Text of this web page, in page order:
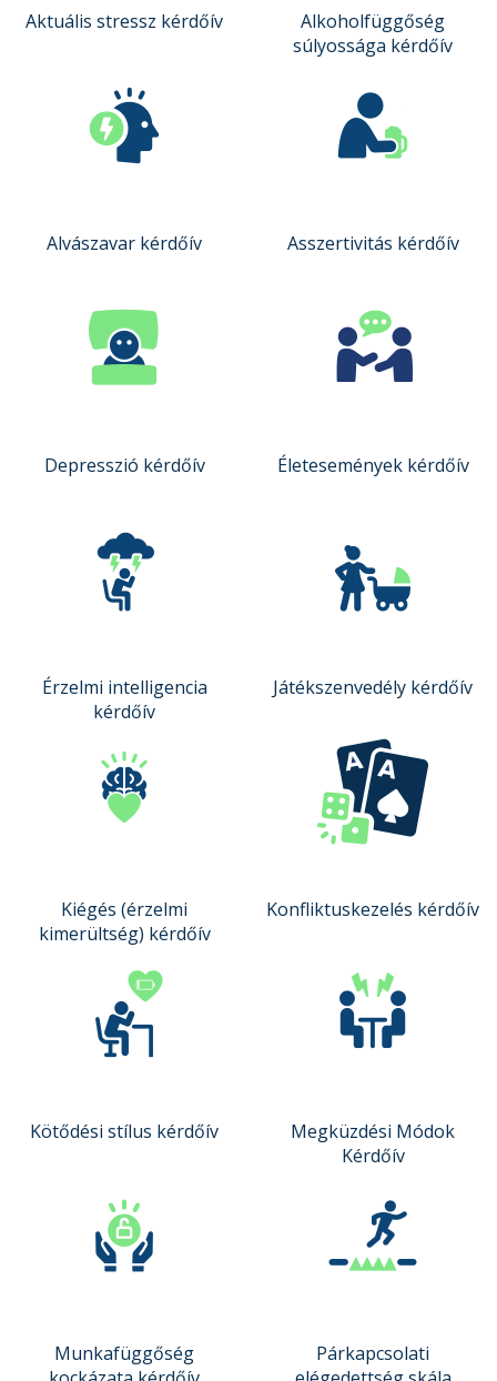
Aktuális stressz kérdőív
Alkoholfüggőség
súlyossága kérdőív
Alvászavar kérdőív Asszertivitás kérdőív
Depresszió kérdőív Életesemények kérdőív
Érzelmi intelligencia
kérdőív
Játékszenvedély kérdőív
Kiégés (érzelmi
kimerültség) kérdőív
Konfliktuskezelés kérdőív
Kötődési stílus kérdőív
Megküzdési Módok
Kérdőív
Munkafüggőség
Párkapcsolati